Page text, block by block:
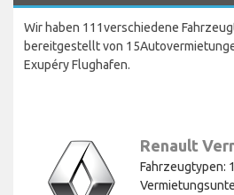
Wir haben 111verschiedene
bereitgestellt von
Exupéry Flughafen.
Renault
Fahrzeugtypen: